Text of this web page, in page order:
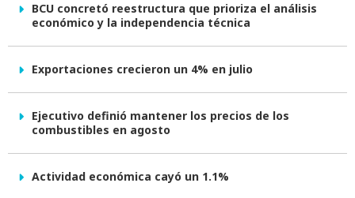
BCU concretó reestructura que prioriza el análisis
económico y la independencia técnica
Exportaciones crecieron un 4% en julio
Ejecutivo definió mantener los precios de los
combustibles en agosto
Actividad económica cayó un 1.1%